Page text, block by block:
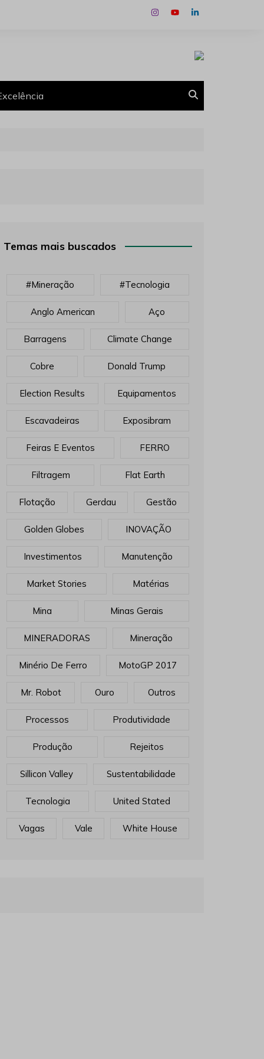
Temas mais buscados
#mineração #tecnologia
Anglo American Aço
Barragens Climate Change
Cobre Donald Trump
Election Results Equipamentos
Escavadeiras Exposibram
Feiras E Eventos FERRO
Filtragem Flat Earth
Flotação Gerdau Gestão
Golden Globes INOVAÇÃO
Investimentos Manutenção
Market Stories Matérias
Mina Minas Gerais
MINERADORAS Mineração
Minério De Ferro MotoGP 2017
Mr. Robot Ouro Outros
Processos Produtividade
Produção Rejeitos
Sillicon Valley Sustentabilidade
Tecnologia United Stated
Vagas Vale White House